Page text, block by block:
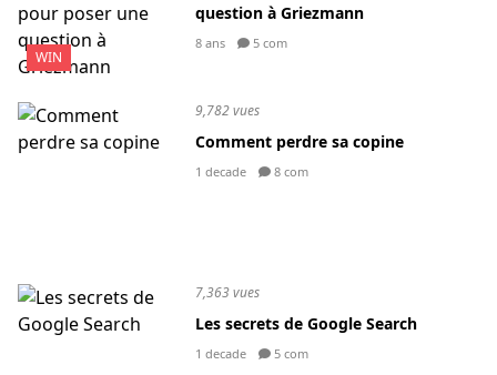
WIN
question à Griezmann
8 ans 5 com
9,782 vues
Comment perdre sa copine
1 decade 8 com
7,363 vues
Les secrets de Google Search
1 decade 5 com